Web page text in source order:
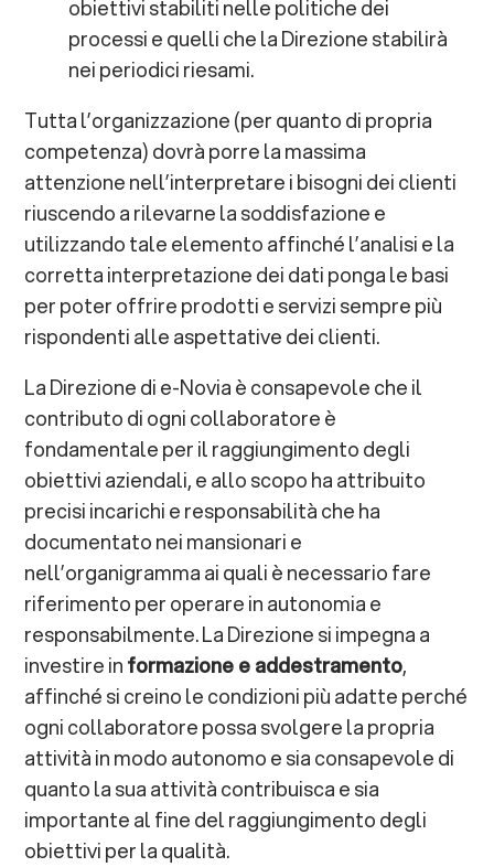
obiettivi stabiliti nelle politiche dei
processi e quelli che la Direzione stabilirà
nei periodici riesami.
Tutta l’organizzazione (per quanto di propria
competenza) dovrà porre la massima
attenzione nell’interpretare i bisogni dei clienti
riuscendo a rilevarne la soddisfazione e
utilizzando tale elemento affinché l’analisi e la
corretta interpretazione dei dati ponga le basi
per poter offrire prodotti e servizi sempre più
rispondenti alle aspettative dei clienti.
La Direzione di e-Novia è consapevole che il
contributo di ogni collaboratore è
fondamentale per il raggiungimento degli
obiettivi aziendali, e allo scopo ha attribuito
precisi incarichi e responsabilità che ha
documentato nei mansionari e
nell’organigramma ai quali è necessario fare
riferimento per operare in autonomia e
responsabilmente. La Direzione si impegna a
investire informazione e addestramento,
affinché si creino le condizioni più adatte perché
ogni collaboratore possa svolgere la propria
attività in modo autonomo e sia consapevole di
quanto la sua attività contribuisca e sia
importante al fine del raggiungimento degli
obiettivi per la qualità.